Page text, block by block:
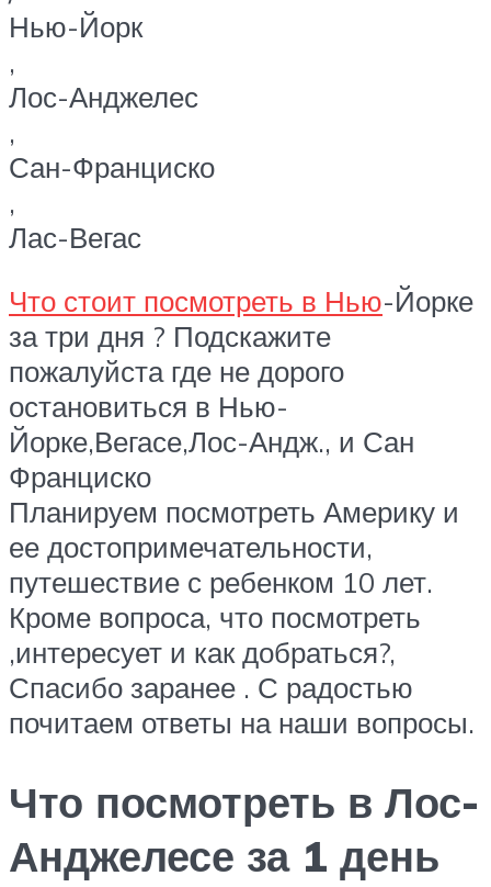
Нью-Йорк
,
Лос-Анджелес
,
Сан-Франциско
,
Лас-Вегас
Что стоит посмотреть в Нью-Йорке
за три дня ? Подскажите
пожалуйста где не дорого
остановиться в Нью-
Йорке,Вегасе,Лос-Андж., и Сан
Франциско
Планируем посмотреть Америку и
ее достопримечательности,
путешествие с ребенком 10 лет.
Кроме вопроса, что посмотреть
,интересует и как добраться?,
Спасибо заранее . С радостью
почитаем ответы на наши вопросы.
Что посмотреть в Лос-
Анджелесе за 1 день